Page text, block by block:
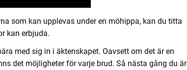
som kan upplevas under en möhippa, kan du titta
kan erbjuda.
med sig in i äktenskapet. Oavsett om det är en
det möjligheter för varje brud. Så nästa gång du är